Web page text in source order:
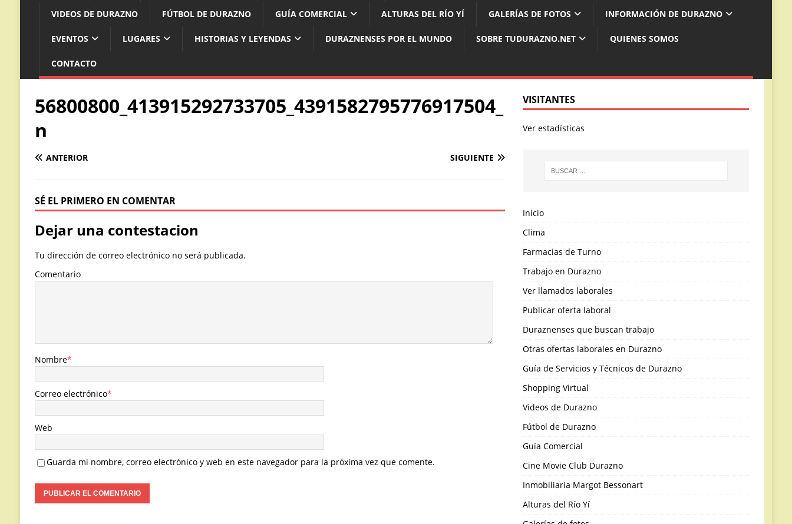
VIDEOS DE DURAZNO FÚTBOL DE DURAZNO GUÍA COMERCIAL ALTURAS DEL RÍO YÍ GALERÍAS DE FOTOS INFORMACIÓN DE DURAZNO
EVENTOS LUGARES HISTORIAS Y LEYENDAS DURAZNENSES POR EL MUNDO SOBRE TUDURAZNO.NET QUIENES SOMOS
CONTACTO
56800800_413915292733705_4391582795776917504_
n
ANTERIOR SIGUIENTE
SÉ EL PRIMERO EN COMENTAR
Dejar una contestacion
Tu dirección de correo electrónico no será publicada.
Comentario
Nombre*
Correo electrónico*
Web
Guarda mi nombre, correo electrónico y web en este navegador para la próxima vez que comente.
VISITANTES
Ver estadísticas
Inicio
Clima
Farmacias de Turno
Trabajo en Durazno
Ver llamados laborales
Publicar oferta laboral
Duraznenses que buscan trabajo
Otras ofertas laborales en Durazno
Guía de Servicios y Técnicos de Durazno
Shopping Virtual
Videos de Durazno
Fútbol de Durazno
Guía Comercial
Cine Movie Club Durazno
Inmobiliaria Margot Bessonart
Alturas del Río Yí